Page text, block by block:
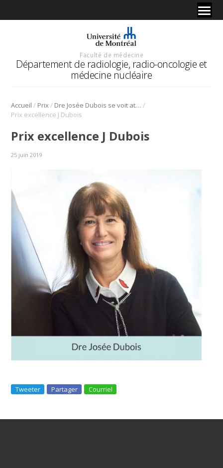
Faculté de médecine
Département de radiologie, radio-oncologie et
médecine nucléaire
Accueil / Prix/ Dre Josée Dubois se voit attribuer le prix Excellence Carrière! /
Prix excellence J Dubois
Prix excellence J Dubois
25 juin 2019
Tweeter Partager Courriel